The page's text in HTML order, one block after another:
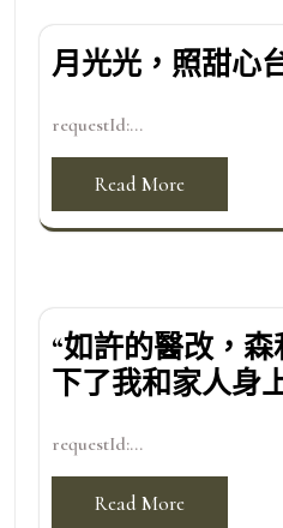
月光光，照甜心
requestId:...
Read More
“如許的醫改，
下了我和家人身
requestId:...
Read More